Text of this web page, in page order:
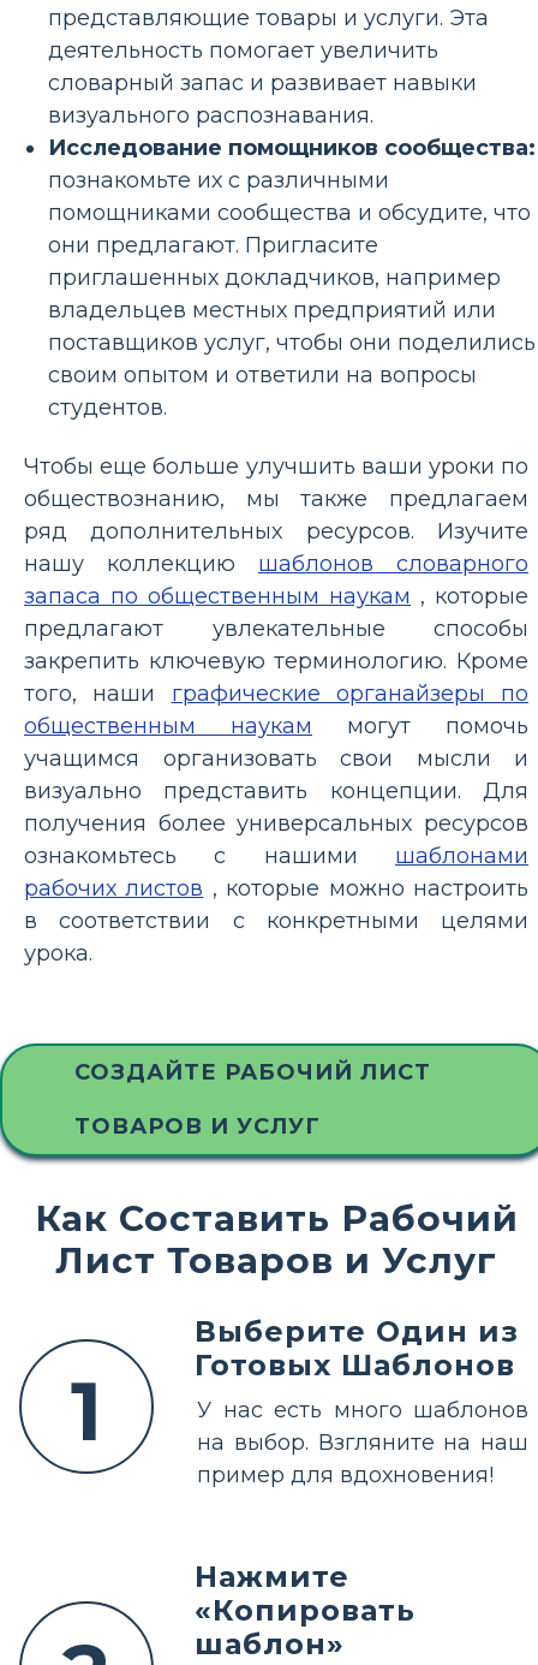
представляющие товары и услуги. Эта
деятельность помогает увеличить
словарный запас и развивает навыки
визуального распознавания.
Исследование помощников сообщества:
познакомьте их с различными
помощниками сообщества и обсудите, что
они предлагают. Пригласите
приглашенных докладчиков, например
владельцев местных предприятий или
поставщиков услуг, чтобы они поделились
своим опытом и ответили на вопросы
студентов.
Чтобы еще больше улучшить ваши уроки по
обществознанию, мы также предлагаем
ряд дополнительных ресурсов. Изучите
нашу коллекцию шаблонов словарного
запаса по общественным наукам , которые
предлагают увлекательные способы
закрепить ключевую терминологию. Кроме
того, наши графические органайзеры по
общественным наукам могут помочь
учащимся организовать свои мысли и
визуально представить концепции. Для
получения более универсальных ресурсов
ознакомьтесь с нашими шаблонами
рабочих листов , которые можно настроить
в соответствии с конкретными целями
урока.
СОЗДАЙТЕ РАБОЧИЙ ЛИСТ
ТОВАРОВ И УСЛУГ
Как Составить Рабочий
Лист Товаров и Услуг
1
Выберите Один из
Готовых Шаблонов
У нас есть много шаблонов
на выбор. Взгляните на наш
пример для вдохновения!
Нажмите
«Копировать
шаблон»